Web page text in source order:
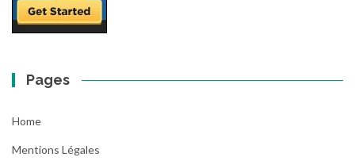
Pages
Home
Mentions Légales